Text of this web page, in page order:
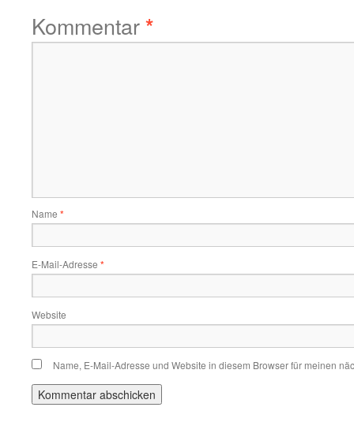
Kommentar*
Name *
E-Mail-Adresse *
Website
Name, E-Mail-Adresse und Website in diesem Browser für meinen